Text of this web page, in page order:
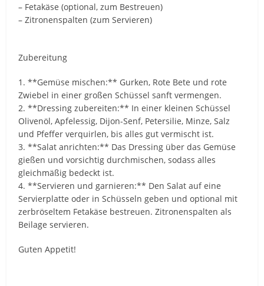
– Fetakäse (optional, zum Bestreuen)
– Zitronenspalten (zum Servieren)
Zubereitung
1. **Gemüse mischen:** Gurken, Rote Bete und rote
Zwiebel in einer großen Schüssel sanft vermengen.
2. **Dressing zubereiten:** In einer kleinen Schüssel
Olivenöl, Apfelessig, Dijon-Senf, Petersilie, Minze, Salz
und Pfeffer verquirlen, bis alles gut vermischt ist.
3. **Salat anrichten:** Das Dressing über das Gemüse
gießen und vorsichtig durchmischen, sodass alles
gleichmäßig bedeckt ist.
4. **Servieren und garnieren:** Den Salat auf eine
Servierplatte oder in Schüsseln geben und optional mit
zerbröseltem Fetakäse bestreuen. Zitronenspalten als
Beilage servieren.
Guten Appetit!